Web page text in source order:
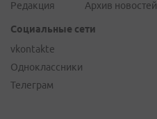
Редакция
Архив новостей
Социальные сети
vkontakte
Одноклассники
Телеграм